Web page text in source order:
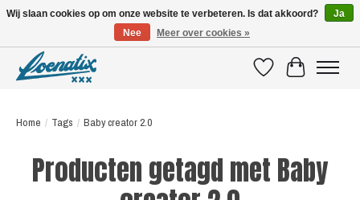
VerlanglijstWinkelwagen
Home / Tags / Baby creator 2.0
Producten getagd met Baby
Wij slaan cookies op om onze website te verbeteren. Is dat akkoord?
Ja
Nee
Meer over cookies »